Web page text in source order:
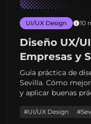
UI/UX Design 10
Diseño UX/
Empresas y
Guía práctica de
Sevilla. Cómo
y aplicar buenas
#UI/UX Design